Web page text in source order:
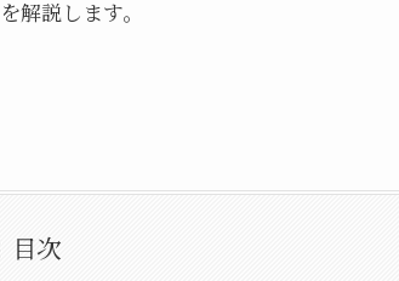
解説します。
目次